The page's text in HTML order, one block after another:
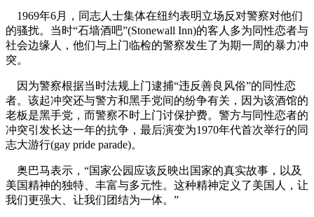
1969年6月，同志人士集体在纽约表明立场反对警察对他们
的骚扰。当时“石墙酒吧”(Stonewall Inn)的客人多为同性恋者与
社会边缘人，他们与上门临检的警察发生了为期一周的暴力冲
突。
因为警察根据当时法规上门逮捕“违反善良风俗”的同性恋
者。该起冲突还与警方和黑手党间的纷争有关，因为该酒馆的
老板是黑手党，而警察不时上门讨保护费。警方与同性恋者的
冲突引发长达一年的抗争，最后演变为1970年代首次举行的同
志大游行(gay pride parade)。
奥巴马表示，“国家公园应该反映出国家的真实故事，以及
美国精神的独特、丰富与多元性。这种精神定义了美国人，让
我们更强大、让我们团结为一体。”